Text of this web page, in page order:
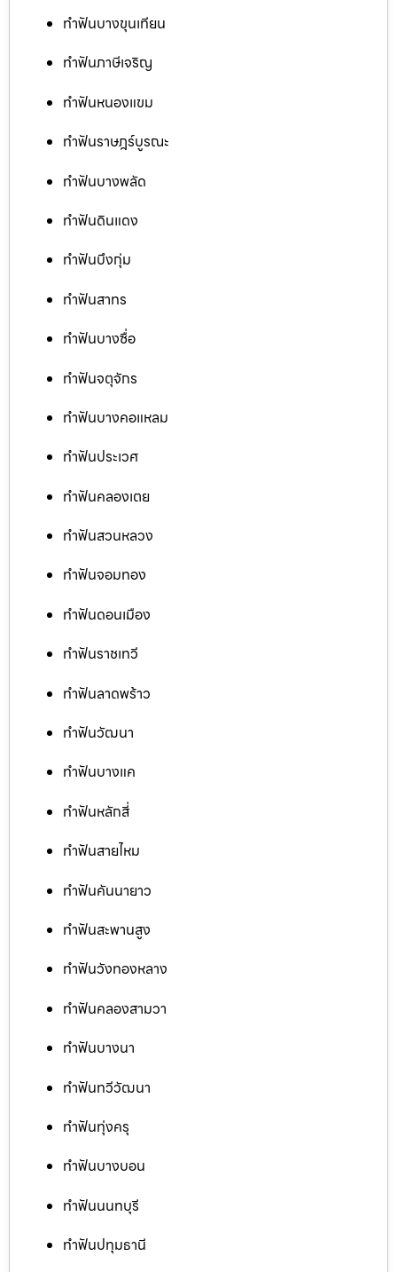
ทำฟันบางขุนเทียน
ทำฟันภาษีเจริญ
ทำฟันหนองแขม
ทำฟันราษฎร์บูรณะ
ทำฟันบางพลัด
ทำฟันดินแดง
ทำฟันบึงกุ่ม
ทำฟันสาทร
ทำฟันบางซื่อ
ทำฟันจตุจักร
ทำฟันบางคอแหลม
ทำฟันประเวศ
ทำฟันคลองเตย
ทำฟันสวนหลวง
ทำฟันจอมทอง
ทำฟันดอนเมือง
ทำฟันราชเทวี
ทำฟันลาดพร้าว
ทำฟันวัฒนา
ทำฟันบางแค
ทำฟันหลักสี่
ทำฟันสายไหม
ทำฟันคันนายาว
ทำฟันสะพานสูง
ทำฟันวังทองหลาง
ทำฟันคลองสามวา
ทำฟันบางนา
ทำฟันทวีวัฒนา
ทำฟันทุ่งครุ
ทำฟันบางบอน
ทำฟันนนทบุรี
ทำฟันปทุมธานี